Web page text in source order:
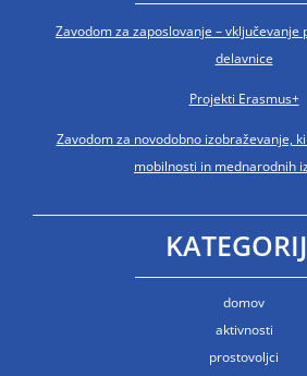
Zavodom za zaposlovanje – vključevanje
delavnice
Projekti Erasmus+
Zavodom za novodobno izobraževanje,
mobilnosti in mednarodnih
domov
aktivnosti
prostovoljci